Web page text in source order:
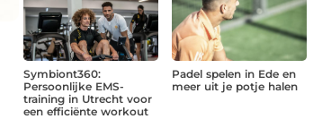
Symbiont360:
Persoonlijke EMS-
training in Utrecht voor
een efficiënte workout
Padel spelen in Ede en
meer uit je potje halen